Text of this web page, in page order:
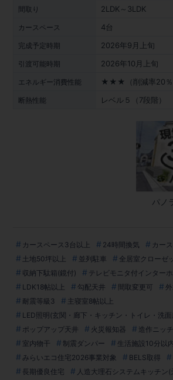
間取り 2LDK～3LDK
カースペース 4台
完成予定時期 2026年9月上旬
引渡可能時期 2026年10月上旬
エネルギー消費性能 ★★★（削減率20％
断熱性能 レベル５（7段階）
カースペース3台以上 24時間換気
カー
土地50坪以上
並列駐車 全居室クローゼ
収納下駄箱(鏡付)
テレビモニタ付インター
LDK18帖以上
勾配天井 間取変更可
耐震等級3
主寝室8帖以上
LED照明(玄関・廊下・キッチン・トイレ・洗面
ポップアップ天井
火災報知器 造作ニッチ
室内物干
制震ダンパー
生活施設10分以
みらいエコ住宅2026事業対象
BELS取得
長期優良住宅
人造大理石システムキッチン(
パノ